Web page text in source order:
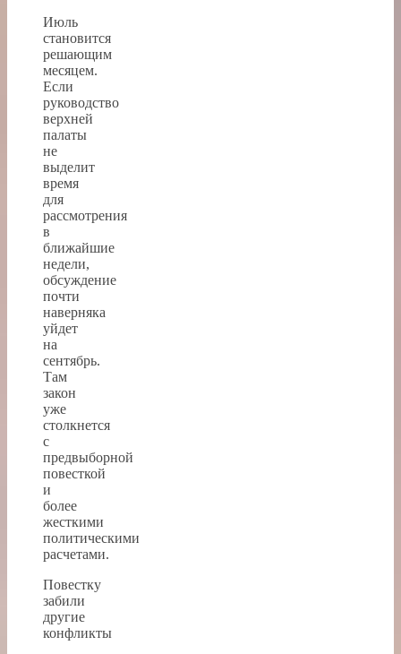
Июль
становится
решающим
месяцем.
Если
руководство
верхней
палаты
не
выделит
время
для
рассмотрения
в
ближайшие
недели,
обсуждение
почти
наверняка
уйдет
на
сентябрь.
Там
закон
уже
столкнется
с
предвыборной
повесткой
и
более
жесткими
политическими
расчетами.
Повестку
забили
другие
конфликты